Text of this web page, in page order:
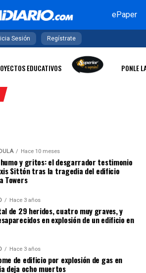
ePaper
Sesión Regístrate
EDUCATIVOS PONLE
Hace 10 meses
y gritos: el desgarrador testimonio
Sittón tras la tragedia del edificio
Towers
Hace 3 años
de 29 heridos, cuatro muy graves, y
en explosión de un edificio en
Hace 3 años
de edificio por explosión de gas en
deja ocho muertos